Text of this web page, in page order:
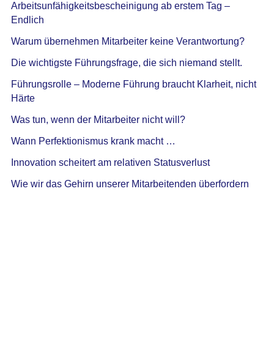
Arbeitsunfähigkeitsbescheinigung ab erstem Tag –
Endlich
Warum übernehmen Mitarbeiter keine Verantwortung?
Die wichtigste Führungsfrage, die sich niemand stellt.
Führungsrolle – Moderne Führung braucht Klarheit, nicht
Härte
Was tun, wenn der Mitarbeiter nicht will?
Wann Perfektionismus krank macht …
Innovation scheitert am relativen Statusverlust
Wie wir das Gehirn unserer Mitarbeitenden überfordern